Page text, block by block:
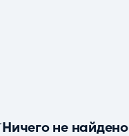
Ничего не найдено